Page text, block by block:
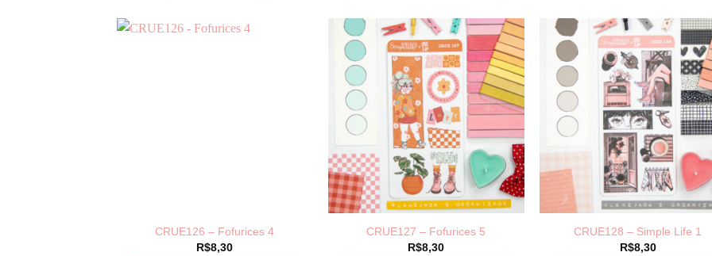
tem
produto
CRUE126 – Fofurices 4
R$8,30
CRUE127 – Fofurices 5
R$8,30
CRUE128 – Simple Life 1
R$8,30